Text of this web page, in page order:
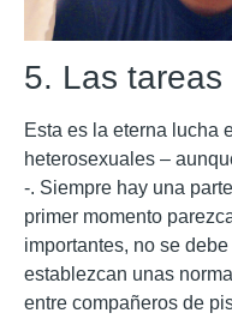
5. Las
Esta es la eterna lucha
heterosexuales –
-. Siempre hay una
primer momento
importantes, no se
establezcan unas
entre compañeros de